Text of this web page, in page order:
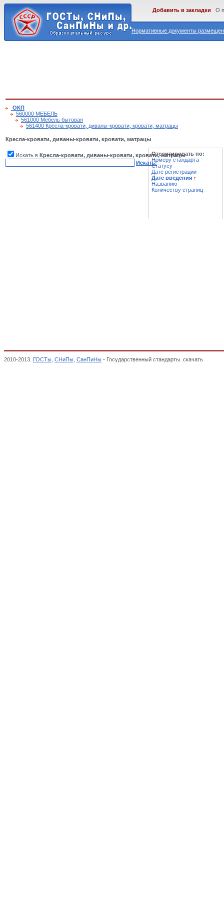
Нормативные документы
Добавить в закладки О
ОКП
560000 МЕБЕЛЬ
561000 Мебель бытовая
561400 Кресла-кровати, диваны-кровати, кровати, матрацы
Кресла-кровати, диваны-кровати, кровати, матрацы
Искать в Кресла-кровати, диваны-кровати, кровати, матрацы
Искать!
Отсортировать по:
Номеру стандарта
Статусу
Дате регистрации
Дате введения ↑
Названию
Количеству страниц
2010-2013. ГОСТы СНиПы СанПиНы - Государственный стандарты. скачать